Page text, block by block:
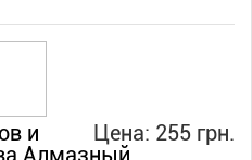
Цена: 255 грн.
и
Алмазный